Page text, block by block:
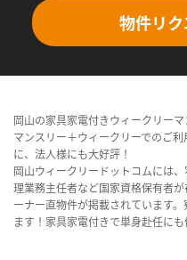
物件リ
岡山の家具家電付きウィークリー
マンスリー＋ウィークリーでのご
に、法人様にも大好評！
岡山ウィークリードットコムには
理業務主任者など国家資格保有者
ーナー直物件が掲載されています
ます！家具家電付きで単身赴任にも